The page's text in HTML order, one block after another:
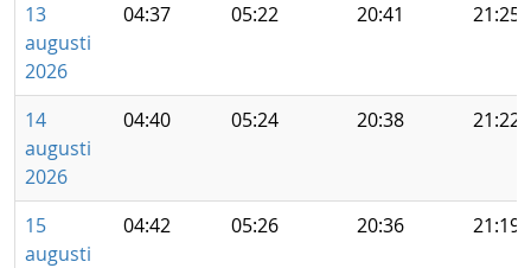
13
augusti
2026
04:37 05:22 20:41 21:25
14
augusti
2026
04:40 05:24 20:38 21:22
15
augusti
04:42 05:26 20:36 21:19